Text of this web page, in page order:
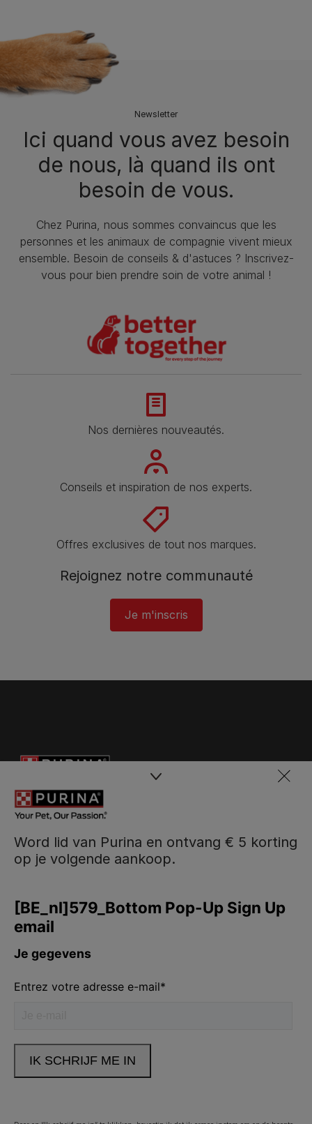
Newsletter
Ici quand vous avez besoin
de nous, là quand ils ont
besoin de vous.
Chez Purina, nous sommes convaincus que les
personnes et les animaux de compagnie vivent mieux
ensemble. Besoin de conseils & d'astuces ? Inscrivez-
vous pour bien prendre soin de votre animal !
Nos dernières nouveautés.
Conseils et inspiration de nos experts.
Offres exclusives de tout nos marques.
Rejoignez notre communauté
Je m'inscris
Word lid van Purina en ontvang € 5 korting
op je volgende aankoop.
Neem contact met ons op